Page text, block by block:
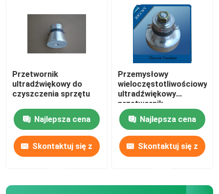
Przetwornik
ultradźwiękowy do
czyszczenia sprzętu
Najlepsza cena
Skontaktuj się z
Przemysłowy
wieloczęstotliwościowy
ultradźwiękowy
przetwornik
Najlepsza cena
Skontaktuj się z